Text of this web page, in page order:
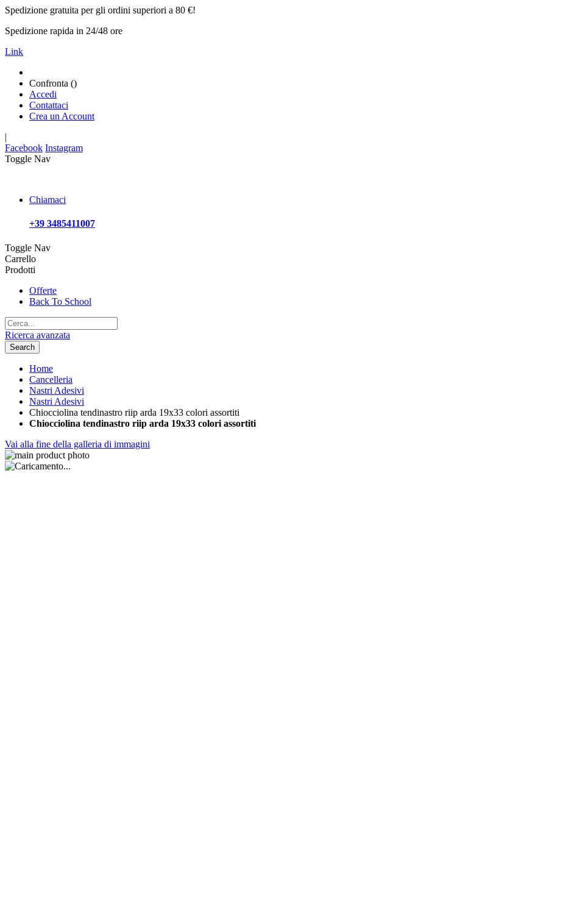
Spedizione gratuita per gli ordini superiori a 80 €!
Spedizione rapida in 24/48 ore
Link
Confronta ()
Accedi
Contattaci
Crea un Account
|
Facebook Instagram
Toggle Nav
Chiamaci
+39 3485411007
Toggle Nav
Carrello
Prodotti
Offerte
Back To School
Ricerca avanzata
Search
Home
Cancelleria
Nastri Adesivi
Nastri Adesivi
Chiocciolina tendinastro riip arda 19x33 colori assortiti
Chiocciolina tendinastro riip arda 19x33 colori assortiti
Vai alla fine della galleria di immagini